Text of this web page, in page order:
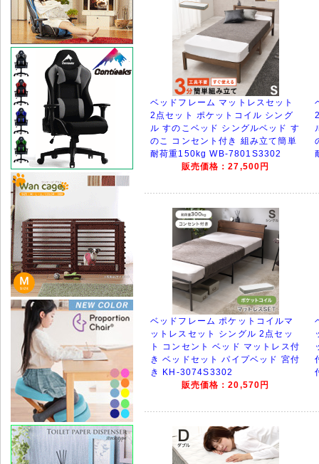
ベッドフレーム マットレスセット
2点セット ポケットコイル シング
ル すのこベッド シングルベッド す
のこ コンセント付き 組み立て簡単
耐荷重150kg WB-7801S3302
販売価格：27,500円
ベッドフレーム ポケットコイルマ
ットレスセット シングル 2点セッ
ト コンセント ベッド マットレス付
き ベッドセット パイプベッド 宮付
き KH-3074S3302
販売価格：20,570円